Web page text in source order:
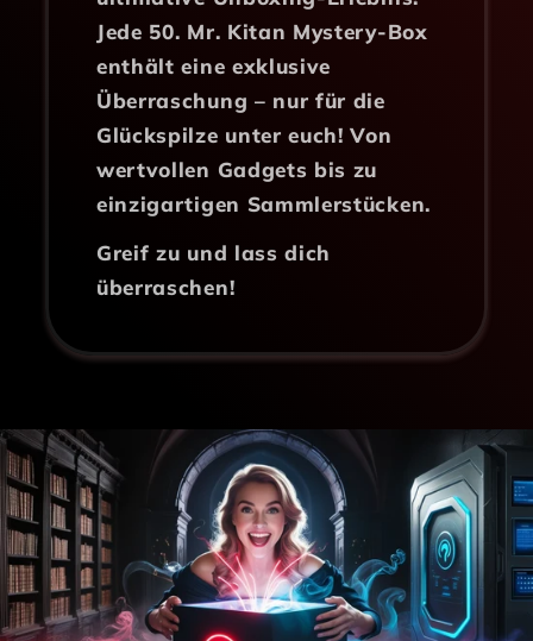
Jede 50. Mr. Kitan Mystery-Box
enthält eine exklusive
Überraschung – nur für die
Glückspilze unter euch! Von
wertvollen Gadgets bis zu
einzigartigen Sammlerstücken.
Greif zu und lass dich
überraschen!